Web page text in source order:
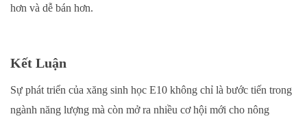
hơn và dễ bán hơn.
Kết Luận
Sự phát triển của xăng sinh học E10 không chỉ là bước tiến trong
ngành năng lượng mà còn mở ra nhiều cơ hội mới cho nông